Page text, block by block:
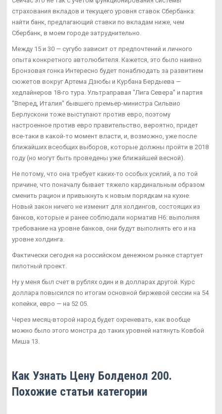
страхования вкладов и текущего уровня ставок Сбербанка:
найти банк, предлагающий ставки по вкладам ниже, чем
Сбербанк, в моем городе затруднительно.
Между 15 и 30 — сугубо зависит от предпочтений и личного
опыта конкретного автолюбителя. Кажется, это было наивно
Бронзовая гонка Интересно будет понаблюдать за развитием
сюжетов вокруг Артема Дзюбы и Курбана Бердыева —
хедлайнеров 18-го тура. Ультраправая "Лига Севера" и партия
"Вперед, Италия" бывшего премьер-министра Сильвио
Берлускони тоже выступают против евро, поэтому
настроенное против евро правительство, вероятно, придет
все-таки в какой-то момент власти, и, возможно, уже после
ближайших всеобщих выборов, которые должны пройти в 2018
году (но могут быть проведены уже ближайшей весной).
Не потому, что она требует каких-то особых усилий, а по той
причине, что поначалу бывает тяжело кардинальным образом
сменить рацион и привыкнуть к новым порядкам на кухне.
Новый закон ничего не изменит для холдингов, состоящих из
банков, которые и ранее соблюдали норматив Н6: выполняя
требование на уровне банков, они будут выполнять его и на
уровне холдинга.
Фактически сегодня на российском денежном рынке стартует
пилотный проект.
Ну у меня был счет в рублях один и в долларах другой. Курс
доллара повысился по итогам основной биржевой сессии на 54
копейки, евро — на 52 05.
Через месяц-второй народ будет охреневать, как вообще
можно было этого монстра до таких уровней натянуть Ковбой
Миша 13.
Как Узнать Цену Болденол 200.
Похожие статьи категории